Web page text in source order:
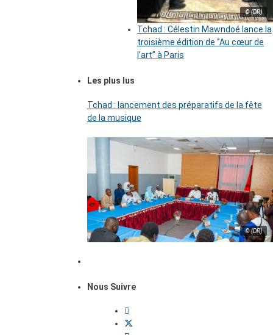
© (DR)
Tchad : Célestin Mawndoé lance la
troisième édition de ‘’Au cœur de
l’art’’ à Paris
Les plus lus
Tchad : lancement des préparatifs de la fête
de la musique
© (DR)
Nous Suivre